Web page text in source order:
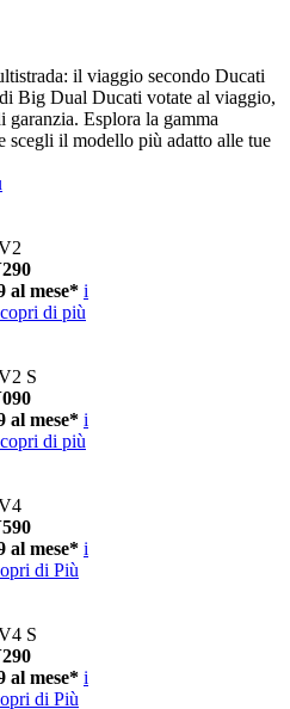
il viaggio secondo Ducati
Big Dual Ducati votate al viaggio,
garanzia. Esplora la gamma
scegli il modello più adatto alle tue
al mese* i
di più
S
al mese* i
di più
al mese* i
di Più
S
al mese* i
di Più